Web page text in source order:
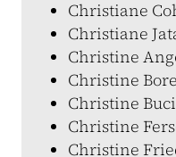
Christiane
Christiane
Christine
Christine
Christine
Christine
Christine